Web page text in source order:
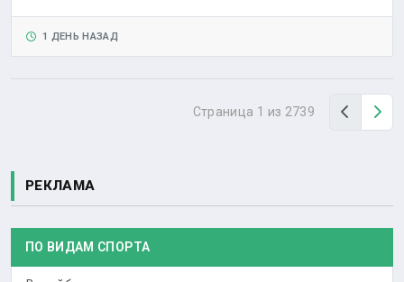
1 ДЕНЬ НАЗАД
Страница 1 из 2739 Назад
РЕКЛАМА
ПО ВИДАМ СПОРТА